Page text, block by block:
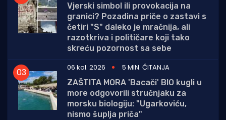
Vjerski simbol ili provokacija na
granici? Pozadina priče o zastavi s
četiri "S" daleko je mračnija, ali
razotkriva i političare koji tako
skreću pozornost sa sebe
06 kol. 2026
5 MIN. ČITANJA
ZAŠTITA MORA 'Bacači' BIO kugli u
more odgovorili stručnjaku za
morsku biologiju: "Ugarkoviću,
nismo šuplja priča"